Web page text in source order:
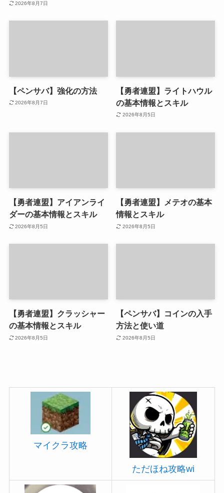
2026年8月7日
【ペンサバ】強化の方法
2026年8月7日
【勇者連盟】ライトハウル
の基本情報とスキル
2026年8月5日
【勇者連盟】アイアンライ
ダーの基本情報とスキル
2026年8月5日
【勇者連盟】メテオの基本
情報とスキル
2026年8月5日
【勇者連盟】クラッシャー
の基本情報とスキル
2026年8月5日
【ペンサバ】コインの入手
方法と使い道
2026年8月5日
マイクラ攻略
ただほね攻略wi